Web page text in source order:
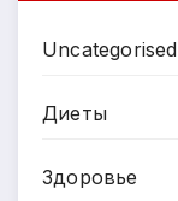
Uncategorised
Диеты
Здоровье